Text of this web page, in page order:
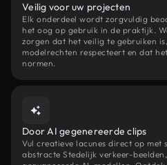
Veilig voor uw projecten
Elk onderdeel wordt zorgvuldig
het oog op gebruik in de praktijk.
zorgen dat het veilig te gebruiken
modelrechten respecteert en dat
normen.
Door AI gegenereerde clips
Vul creatieve lacunes direct op met
abstracte Stedelijk verkeer-